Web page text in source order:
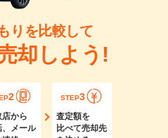
りを比較して
却しよう!
2
店から
、メール
STEP3
査定額を
比べて売却先